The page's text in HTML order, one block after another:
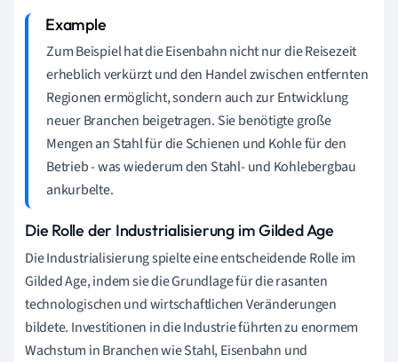
Zum Beispiel hat die Eisenbahn nicht nur die Reisezeit
erheblich verkürzt und den Handel zwischen entfernten
Regionen ermöglicht, sondern auch zur Entwicklung
neuer Branchen beigetragen. Sie benötigte große
Mengen an Stahl für die Schienen und Kohle für den
Betrieb - was wiederum den Stahl- und Kohlebergbau
ankurbelte.
Die Rolle der Industrialisierung im Gilded Age
Die Industrialisierung spielte eine entscheidende Rolle im
Gilded Age, indem sie die Grundlage für die rasanten
technologischen und wirtschaftlichen Veränderungen
bildete. Investitionen in die Industrie führten zu enormem
Wachstum in Branchen wie Stahl, Eisenbahn und